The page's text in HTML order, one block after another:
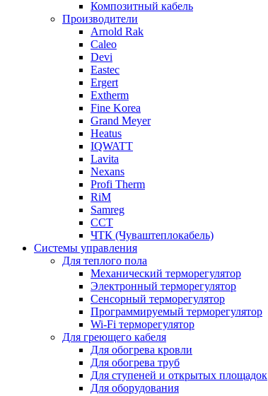
Композитный кабель
Производители
Arnold Rak
Caleo
Devi
Eastec
Ergert
Extherm
Fine Korea
Grand Meyer
Heatus
IQWATT
Lavita
Nexans
Profi Therm
RiM
Samreg
ССТ
ЧТК (Чуваштеплокабель)
Системы управления
Для теплого пола
Механический терморегулятор
Электронный терморегулятор
Сенсорный терморегулятор
Программируемый терморегулятор
Wi-Fi терморегулятор
Для греющего кабеля
Для обогрева кровли
Для обогрева труб
Для ступеней и открытых площадок
Для оборудования